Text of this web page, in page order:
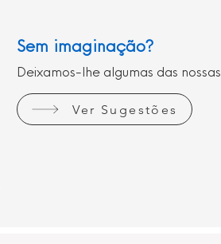
Sem imaginação?
Deixamos-lhe algumas das
Ver Sugestões